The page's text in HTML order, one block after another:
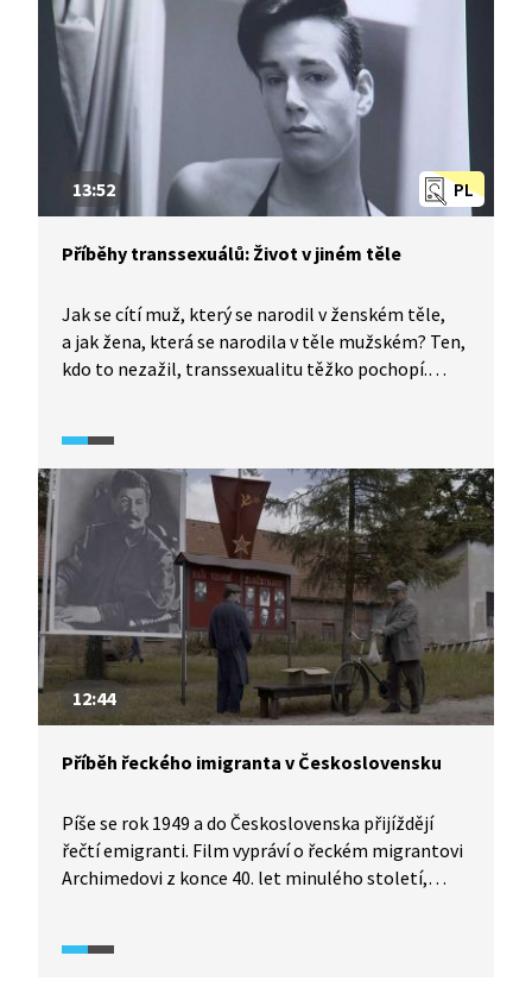
PL
13:52
Příběhy transsexuálů: Život v jiném těle
Jak se cítí muž, který se narodil v ženském těle,
a jak žena, která se narodila v těle mužském? Ten,
kdo to nezažil, transsexualitu těžko pochopí.
společností nepochopeni a nepřijati z důvodu své
jinakosti. Denny, Tereza i Kristián vyprávějí svůj
12:44
Příběh řeckého imigranta v Československu
Píše se rok 1949 a do Československa přijíždějí
řečtí emigranti. Film vypráví o řeckém migrantovi
Archimedovi z konce 40. let minulého století,
nový domov. Děj je vyprávěn očima dnes již